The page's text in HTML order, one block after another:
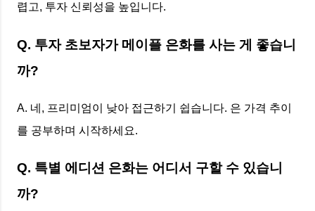
렵고, 투자 신뢰성을 높입니다.
Q. 투자 초보자가 메이플 은화를 사는 게 좋습니
까?
A. 네, 프리미엄이 낮아 접근하기 쉽습니다. 은 가격 추이
를 공부하며 시작하세요.
Q. 특별 에디션 은화는 어디서 구할 수 있습니
까?